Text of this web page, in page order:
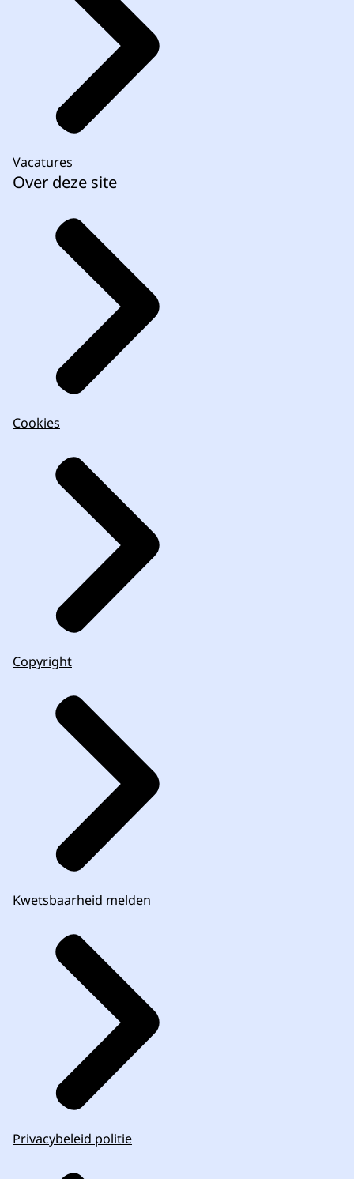
Vacatures
Over deze site
Cookies
Copyright
Kwetsbaarheid melden
Privacybeleid politie